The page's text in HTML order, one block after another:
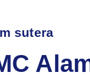
sutera